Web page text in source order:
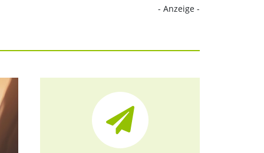
- Anzeige -